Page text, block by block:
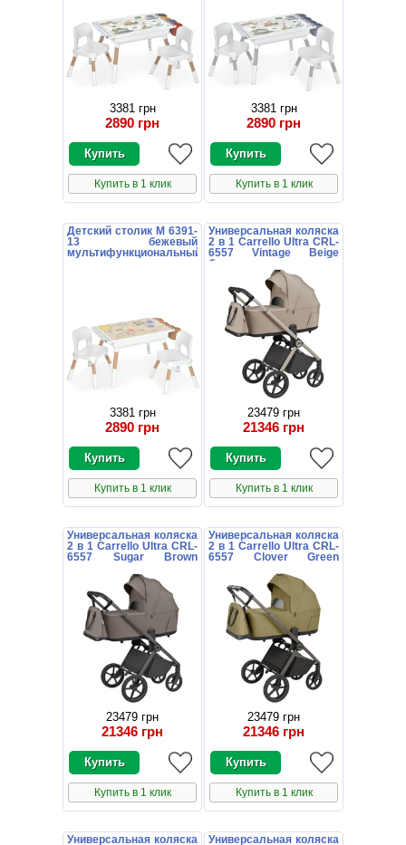
3381 грн
2890 грн
Купить в 1 клик
3381 грн
2890 грн
Купить в 1 клик
Детский столик M 6391-
13 бежевый
мультифункциональный
3381 грн
2890 грн
Купить в 1 клик
Универсальная коляска
2 в 1 Carrello Ultra CRL-
6557 Vintage Beige
бежевая
23479 грн
21346 грн
Купить в 1 клик
Универсальная коляска
2 в 1 Carrello Ultra CRL-
6557 Sugar Brown
23479 грн
21346 грн
Купить в 1 клик
Универсальная коляска
2 в 1 Carrello Ultra CRL-
6557 Clover Green
23479 грн
21346 грн
Купить в 1 клик
Универсальная коляска
Универсальная коляска